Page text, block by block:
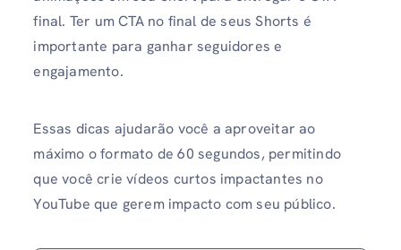
final. Ter um CTA no final de seus Shorts é
importante para ganhar seguidores e
engajamento.
Essas dicas ajudarão você a aproveitar ao
máximo o formato de 60 segundos, permitindo
que você crie vídeos curtos impactantes no
YouTube que gerem impacto com seu público.